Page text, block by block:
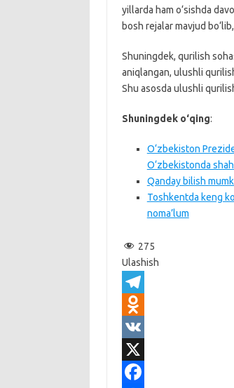
yillarda ham o‘sishda
bosh rejalar mavjud
Shuningdek, qurilish
aniqlangan, ulushli
Shu asosda ulushli
Shuningdek o‘qing:
O‘zbekiston
O‘zbekistonda
Qanday bilish
Toshkentda keng
noma’lum
275
Ulashish
T
e
e
O
n
V
KX